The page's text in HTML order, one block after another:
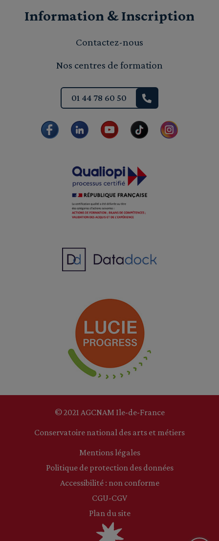
Information & Inscription
Contactez-nous
Nos centres de formation
01 44 78 60 50
© 2021 AGCNAM Ile-de-France
Conservatoire national des arts et métiers
Mentions légales
Politique de protection des données
Accessibilité : non conforme
CGU-CGV
Plan du site